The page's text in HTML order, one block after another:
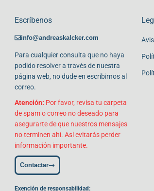
Escríbenos
info@andreaskalcker.com
Para cualquier consulta que no haya
podido resolver a través de nuestra
página web, no dude en escribirnos al
correo.
Atención: Por favor, revisa tu carpeta
de spam o correo no deseado para
asegurarte de que nuestros mensajes
no terminen ahí. Así evitarás perder
información importante.
Contactar
Exención de responsabilidad: